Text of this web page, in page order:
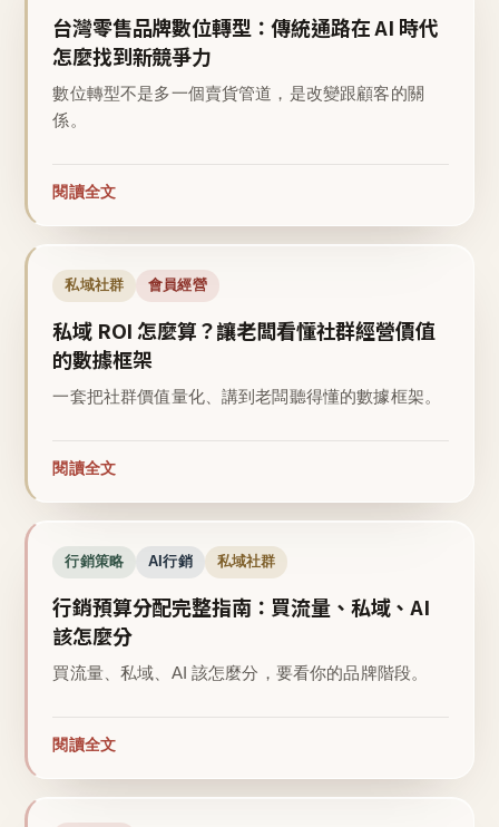
台灣零售品牌數位轉型：傳統通路在 AI 時代
怎麼找到新競爭力
數位轉型不是多一個賣貨管道，是改變跟顧客的關
係。
閱讀全文
私域社群 會員經營
私域 ROI 怎麼算？讓老闆看懂社群經營價值
的數據框架
一套把社群價值量化、講到老闆聽得懂的數據框架。
閱讀全文
行銷策略 AI行銷 私域社群
行銷預算分配完整指南：買流量、私域、AI
該怎麼分
買流量、私域、AI 該怎麼分，要看你的品牌階段。
閱讀全文